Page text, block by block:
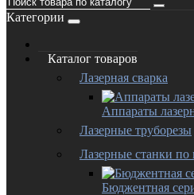
Категории
Каталог товаров
Лазерная сварка
Аппараты
Лазерные труборезы
Лазерные станки по
Бюджентная